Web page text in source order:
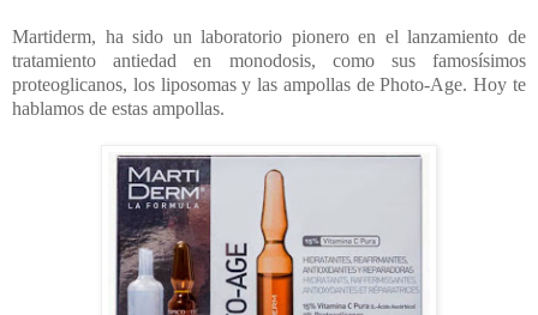
Martiderm, ha sido un laboratorio pionero en el lanzamiento de
tratamiento antiedad en monodosis, como sus famosísimos
proteoglicanos, los liposomas y las ampollas de Photo-Age. Hoy te
hablamos de estas ampollas.